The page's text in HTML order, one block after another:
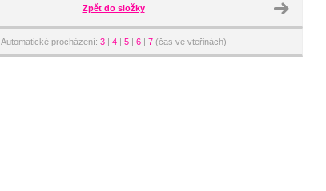
Zpět do složky
Automatické procházení: 3| 4| 5| 6| 7(čas ve vteřinách)